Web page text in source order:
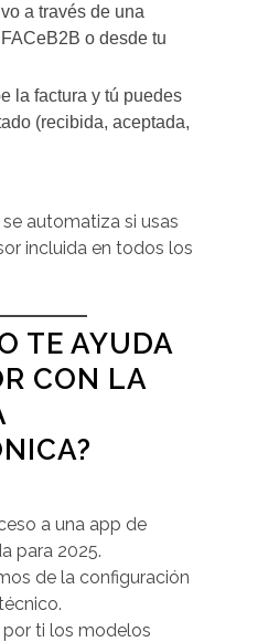
a través de una
o desde tu
la factura y tú puedes
(recibida, aceptada,
automatiza si usas
incluida en todos los
TE AYUDA
CON LA
a una app de
para 2025.
de la configuración
ti los modelos